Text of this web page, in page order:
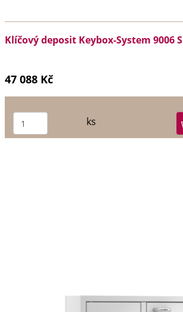
Klíčový deposit Keybox-System 9006 S
47 088 Kč
ks